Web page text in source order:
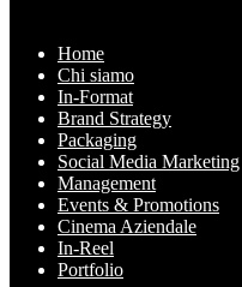
Home
Chi siamo
In-Format
Brand Strategy
Packaging
Social Media Marketing
Management
Events & Promotions
Cinema Aziendale
In-Reel
Portfolio